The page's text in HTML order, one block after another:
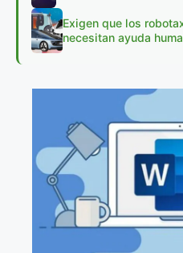
Exigen que los
necesitan ayuda